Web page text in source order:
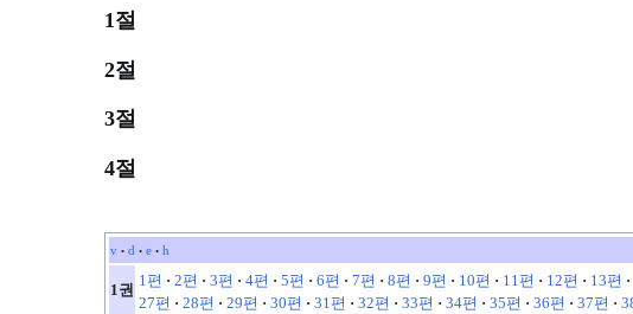
1절
2절
3절
4절
v • d • e • h
1권
1편 · 2편 · 3편 · 4편 · 5편 · 6편 · 7편 · 8편 · 9편 · 10편 · 11편 · 12편 · 13편 ·
27편 · 28편 · 29편 · 30편 · 31편 · 32편 · 33편 · 34편 · 35편 · 36편 · 37편 ·